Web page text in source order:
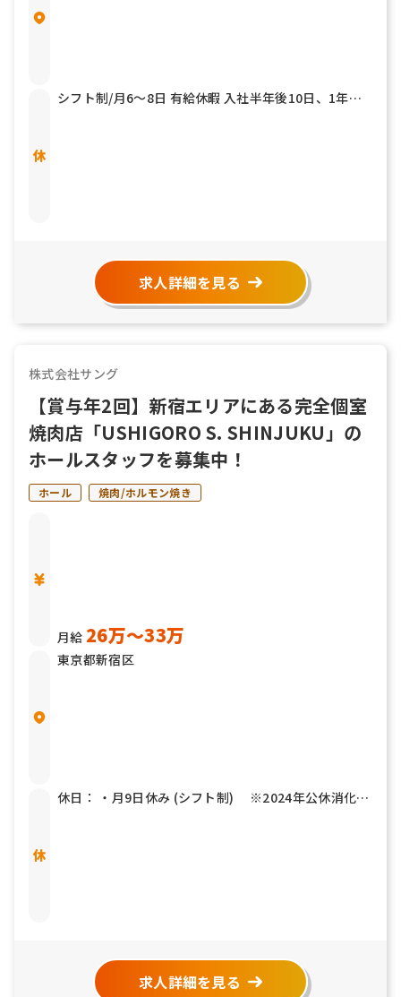
シフト制/月6～8日 有給休暇 入社半年後10日、1年ご
求人詳細を見る
株式会社サング
【賞与年2回】新宿エリアにある完全個室
焼肉店「USHIGORO S. SHINJUKU」の
ホールスタッフを募集中！
ホール 焼肉/ホルモン焼き
月給 26万〜33万
東京都新宿区
休日： ・月9日休み (シフト制) ※2024年公休消化率
求人詳細を見る